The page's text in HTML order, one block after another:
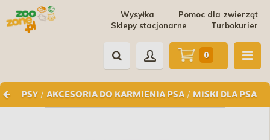
Pomoc dla zwierząt
Wysyłka
Turbokurier
Sklepy stacjonarne
PSY / AKCESORIA DO KARMIENIA PSA / MISKI DLA PSA
0